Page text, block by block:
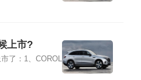
上市?
了：1、COROL